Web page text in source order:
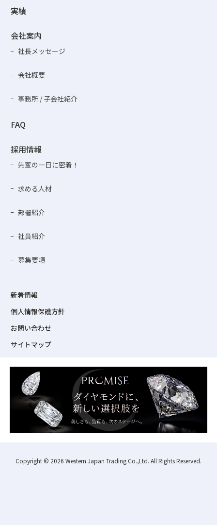
実績
会社案内
社長メッセージ
会社概要
事務所 / 子会社紹介
FAQ
採用情報
先輩の一日に密着！
求める人材
部署紹介
社員紹介
募集要項
新着情報
個人情報保護方針
お問い合わせ
サイトマップ
Copyright © 2026 Western Japan Trading Co.,Ltd. All Rights Reserved.